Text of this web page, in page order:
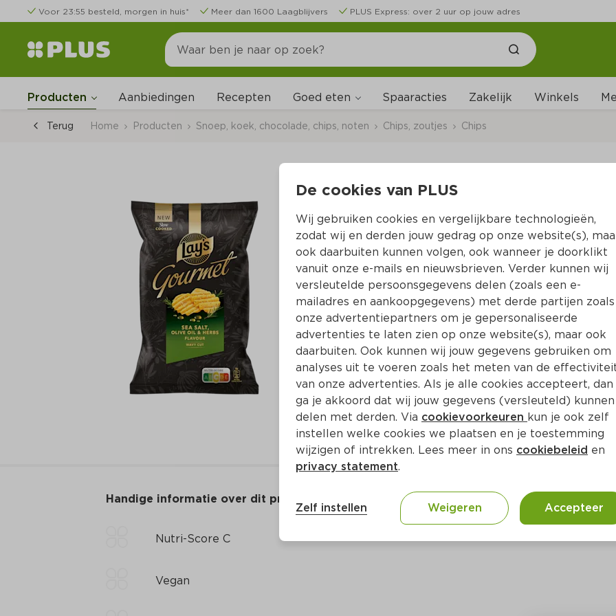
Voor 23:55 besteld, morgen in huis* Meer dan 1600 Laagblijvers PLUS Express: over 2 uur op jouw adres
Producten Aanbiedingen Recepten Goed eten Spaaracties Zakelijk Winkels
Terug Home Producten Snoep, koek, chocolade, chips, noten Chips, zoutjes Chips
Lays Wavy Cut Sea
Per Zak 145 g  (per kilo €20.62)
2.99
Toevoegen
Handige informatie over dit product
Nutri-Score C
Vegan
De cookies van PLUS
Wij gebruiken cookies en vergelijkbare technologieën,
zodat wij en derden jouw gedrag op onze website(s),
ook daarbuiten kunnen volgen, ook wanneer je doorklikt
vanuit onze e-mails en nieuwsbrieven. Verder kunnen wij
versleutelde persoonsgegevens delen (zoals een e-
mailadres en aankoopgegevens) met derde partijen zoals
onze advertentiepartners om je gepersonaliseerde
advertenties te laten zien op onze website(s), maar ook
daarbuiten. Ook kunnen wij jouw gegevens gebruiken om
analyses uit te voeren zoals het meten van de
van onze advertenties. Als je alle cookies accepteert, dan
ga je akkoord dat wij jouw gegevens (versleuteld) kunnen
delen met derden. Via cookievoorkeuren kun je ook zelf
instellen welke cookies we plaatsen en je toestemming
wijzigen of intrekken. Lees meer in ons cookiebeleid en
privacy statement.
Zelf instellen Weigeren Accepteer